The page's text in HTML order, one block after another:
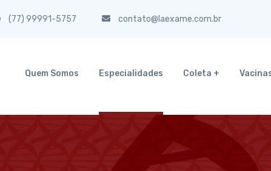
(77) 99991-5757 contato@laexame.com.br
Quem Somos Especialidades Coleta +